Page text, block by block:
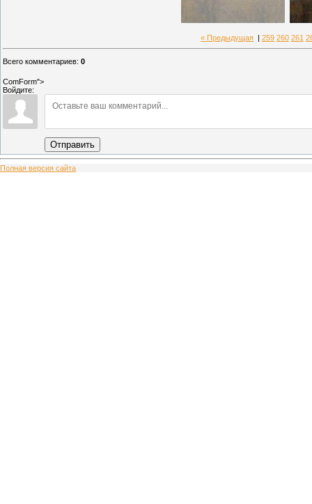
« Предыдущая 259 260 261
Всего комментариев: 0
ComForm">
Войдите:
Отправить
Полная версия сайта